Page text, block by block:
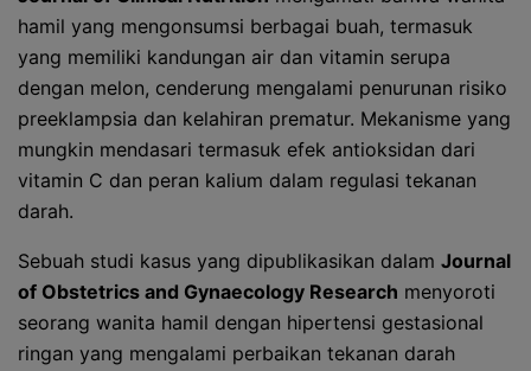
hamil yang mengonsumsi berbagai buah, termasuk
yang memiliki kandungan air dan vitamin serupa
dengan melon, cenderung mengalami penurunan risiko
preeklampsia dan kelahiran prematur. Mekanisme yang
mungkin mendasari termasuk efek antioksidan dari
vitamin C dan peran kalium dalam regulasi tekanan
darah.
Sebuah studi kasus yang dipublikasikan dalam Journal
of Obstetrics and Gynaecology Research menyoroti
seorang wanita hamil dengan hipertensi gestasional
ringan yang mengalami perbaikan tekanan darah